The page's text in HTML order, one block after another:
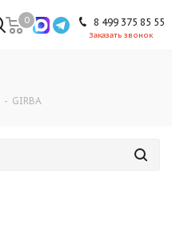
8 499 375 85 55
Заказать звонок
0
- GIRBA